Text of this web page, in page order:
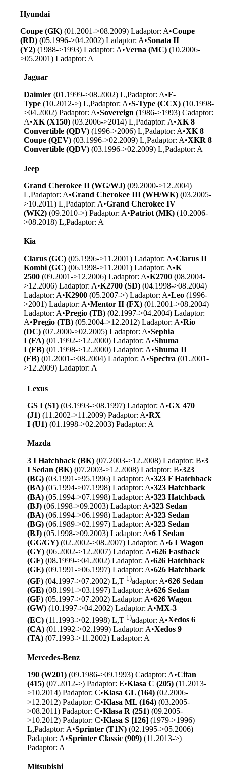
Hyundai
Coupe (GK) (01.2001->08.2009) Ladaptor: A•Coupe
(RD) (05.1996->04.2002) Ladaptor: A•Sonata II
(Y2) (1988->1993) Ladaptor: A•Verna (MC) (10.2006-
>05.2001) Ladaptor: A
Jaguar
Daimler (01.1999->08.2002) L,Padaptor: A•F-
Type (10.2012->) L,Padaptor: A•S-Type (CCX) (10.1998-
>04.2002) Padaptor: A•Sovereign (1986->1993) Cadaptor:
A•XK (X150) (03.2006->2014) L,Padaptor: A•XK 8
Convertible (QDV) (1996->2006) L,Padaptor: A•XK 8
Coupe (QEV) (03.1996->02.2009) L,Padaptor: A•XKR 8
Convertible (QDV) (03.1996->02.2009) L,Padaptor: A
Jeep
Grand Cherokee II (WG/WJ) (09.2000->12.2004)
L,Padaptor: A•Grand Cherokee III (WH/WK) (03.2005-
>10.2011) L,Padaptor: A•Grand Cherokee IV
(WK2) (09.2010->) Padaptor: A•Patriot (MK) (10.2006-
>08.2018) L,Padaptor: A
Kia
Clarus (GC) (05.1996->11.2001) Ladaptor: A•Clarus II
Kombi (GC) (06.1998->11.2001) Ladaptor: A•K
2500 (09.2001->12.2006) Ladaptor: A•K2700 (08.2004-
>12.2006) Ladaptor: A•K2700 (SD) (04.1998->08.2004)
Ladaptor: A•K2900 (05.2007->) Ladaptor: A•Leo (1996-
>2001) Ladaptor: A•Mentor II (FX) (01.2001->08.2004)
Ladaptor: A•Pregio (TB) (02.1997->04.2004) Ladaptor:
A•Pregio (TB) (05.2004->12.2012) Ladaptor: A•Rio
(DC) (07.2000->02.2005) Ladaptor: A•Sephia
I (FA) (01.1992->12.2000) Ladaptor: A•Shuma
I (FB) (01.1998->12.2000) Ladaptor: A•Shuma II
(FB) (01.2001->08.2004) Ladaptor: A•Spectra (01.2001-
>12.2009) Ladaptor: A
Lexus
GS I (S1) (03.1993->08.1997) Ladaptor: A•GX 470
(J1) (11.2002->11.2009) Padaptor: A•RX
I (U1) (01.1998->02.2003) Padaptor: A
Mazda
3 I Hatchback (BK) (07.2003->12.2008) Ladaptor: B•3
I Sedan (BK) (07.2003->12.2008) Ladaptor: B•323
(BG) (03.1991->95.1996) Ladaptor: A•323 F Hatchback
(BA) (05.1994->07.1998) Ladaptor: A•323 Hatchback
(BA) (05.1994->07.1998) Ladaptor: A•323 Hatchback
(BJ) (06.1998->09.2003) Ladaptor: A•323 Sedan
(BA) (06.1994->06.1998) Ladaptor: A•323 Sedan
(BG) (06.1989->02.1997) Ladaptor: A•323 Sedan
(BJ) (05.1998->09.2003) Ladaptor: A•6 I Sedan
(GG/GY) (02.2002->08.2007) Ladaptor: A•6 I Wagon
(GY) (06.2002->12.2007) Ladaptor: A•626 Fastback
(GF) (08.1999->04.2002) Ladaptor: A•626 Hatchback
(GE) (09.1991->06.1997) Ladaptor: A•626 Hatchback
(GF) (04.1997->07.2002) L,T 1)adaptor: A•626 Sedan
(GE) (08.1991->03.1997) Ladaptor: A•626 Sedan
(GF) (05.1997->07.2002) Ladaptor: A•626 Wagon
(GW) (10.1997->04.2002) Ladaptor: A•MX-3
(EC) (11.1993->02.1998) L,T 1)adaptor: A•Xedos 6
(CA) (01.1992->02.1999) Ladaptor: A•Xedos 9
(TA) (07.1993->11.2002) Ladaptor: A
Mercedes-Benz
190 (W201) (09.1986->09.1993) Cadaptor: A•Citan
(415) (07.2012->) Padaptor: E•Klasa C (205) (11.2013-
>10.2014) Padaptor: C•Klasa GL (164) (02.2006-
>12.2012) Padaptor: C•Klasa ML (164) (03.2005-
>08.2011) Padaptor: C•Klasa R (251) (09.2005-
>10.2012) Padaptor: C•Klasa S [126] (1979->1996)
L,Padaptor: A•Sprinter (T1N) (02.1995->05.2006)
Padaptor: A•Sprinter Classic (909) (11.2013->)
Padaptor: A
Mitsubishi